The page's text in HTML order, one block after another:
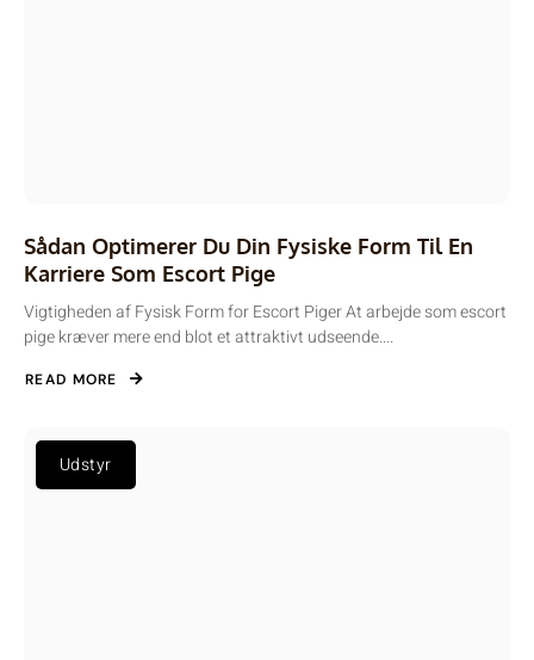
Sådan Optimerer Du Din Fysiske Form Til En
Karriere Som Escort Pige
Vigtigheden af Fysisk Form for Escort Piger At arbejde som escort
pige kræver mere end blot et attraktivt udseende....
READ MORE
Udstyr